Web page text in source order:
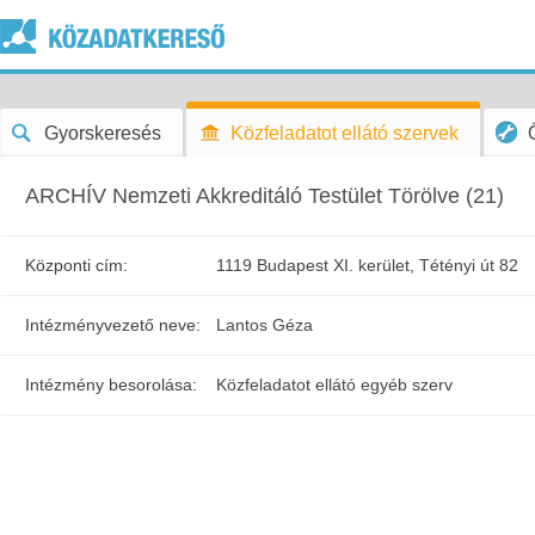
Gyorskeresés Közfeladatot ellátó szervek
ARCHÍV Nemzeti Akkreditáló Testület Törölve (21)
Központi cím: 1119 Budapest XI. kerület, Tétényi út 82
Intézményvezető neve: Lantos Géza
Intézmény besorolása: Közfeladatot ellátó egyéb szerv